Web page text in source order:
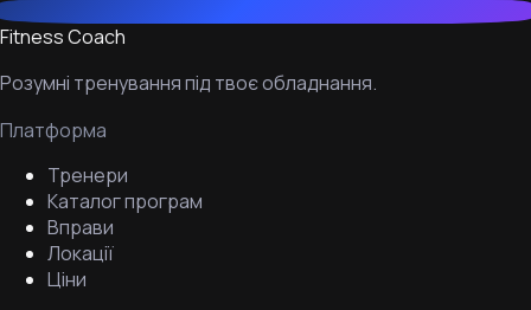
Fitness Coach
Розумні тренування під твоє обладнання.
Платформа
Тренери
Каталог програм
Вправи
Локації
Ціни